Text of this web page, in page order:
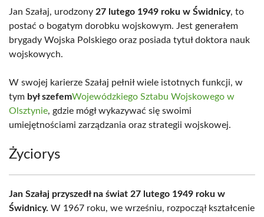
Jan Szałaj, urodzony 27 lutego 1949 roku w Świdnicy, to
postać o bogatym dorobku wojskowym. Jest generałem
brygady Wojska Polskiego oraz posiada tytuł doktora nauk
wojskowych.
W swojej karierze Szałaj pełnił wiele istotnych funkcji, w
tym był szefemWojewódzkiego Sztabu Wojskowego w
Olsztynie, gdzie mógł wykazywać się swoimi
umiejętnościami zarządzania oraz strategii wojskowej.
Życiorys
Jan Szałaj przyszedł na świat 27 lutego 1949 roku w
Świdnicy. W 1967 roku, we wrześniu, rozpoczął kształcenie